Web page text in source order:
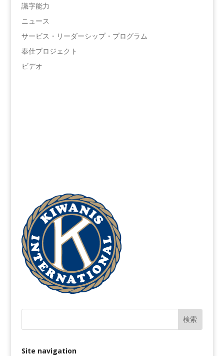
識字能力
ニュース
サービス・リーダーシップ・プログラム
奉仕プロジェクト
ビデオ
Site navigation